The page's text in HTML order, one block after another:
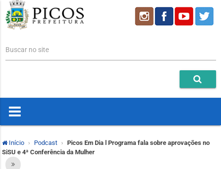
Buscar no site
Início Podcast
Picos Em Dia l Programa fala sobre aprovações no
SiSU e 4ª Conferência da Mulher